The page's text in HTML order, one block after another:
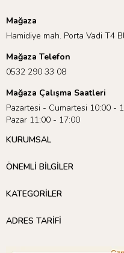
Mağaza
Hamidiye mah. Porta Vadi T4
Mağaza Telefon
0532 290 33 08
Mağaza Çalışma Saatleri
Pazartesi - Cumartesi 10:00 -
Pazar 11:00 - 17:00
KURUMSAL
ÖNEMLİ BİLGİLER
KATEGORİLER
ADRES TARİFİ